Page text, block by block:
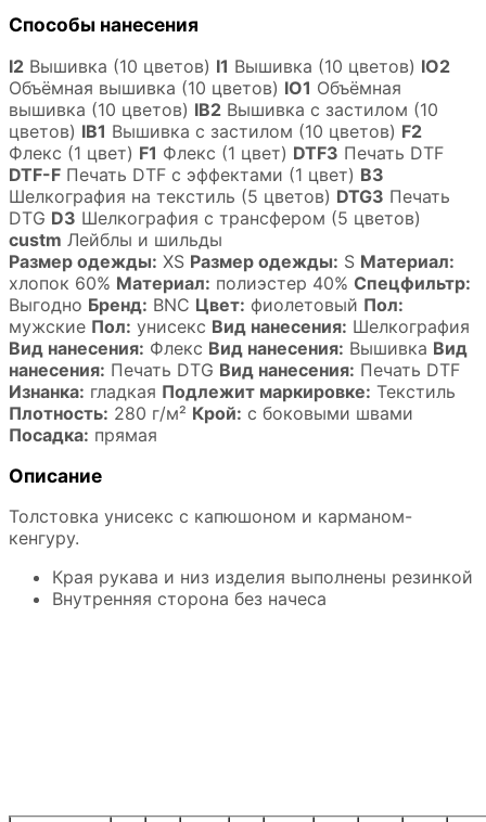
Способы нанесения
I2 Вышивка (10 цветов) I1 Вышивка (10 цветов) IO2
Объёмная вышивка (10 цветов) IO1 Объёмная
вышивка (10 цветов) IB2 Вышивка с застилом (10
цветов) IB1 Вышивка с застилом (10 цветов) F2
Флекс (1 цвет) F1 Флекс (1 цвет) DTF3 Печать DTF
DTF-F Печать DTF с эффектами (1 цвет) B3
Шелкография на текстиль (5 цветов) DTG3 Печать
DTG D3 Шелкография с трансфером (5 цветов)
custm Лейблы и шильды
Размер одежды: XS Размер одежды: S Материал:
хлопок 60% Материал: полиэстер 40% Спецфильтр:
Выгодно Бренд: BNC Цвет: фиолетовый Пол:
мужские Пол: унисекс Вид нанесения: Шелкография
Вид нанесения: Флекс Вид нанесения: Вышивка Вид
нанесения: Печать DTG Вид нанесения: Печать DTF
Изнанка: гладкая Подлежит маркировке: Текстиль
Плотность: 280 г/м² Крой: с боковыми швами
Посадка: прямая
Описание
Толстовка унисекс с капюшоном и карманом-
кенгуру.
Края рукава и низ изделия выполнены резинкой
Внутренняя сторона без начеса